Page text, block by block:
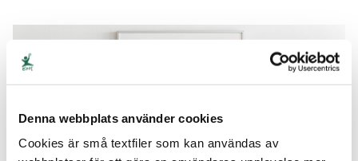
Denna webbplats använder cookies
Cookies är små textfiler som kan användas av